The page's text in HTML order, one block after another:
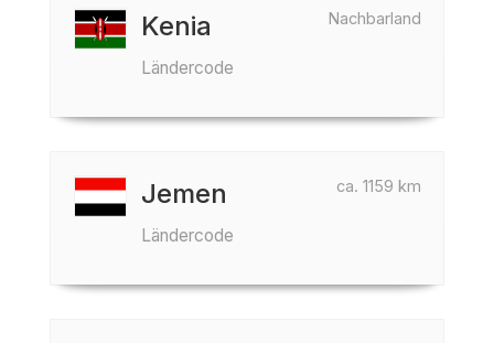
Nachbarland
Kenia
Ländercode
ca. 1159 km
Jemen
Ländercode